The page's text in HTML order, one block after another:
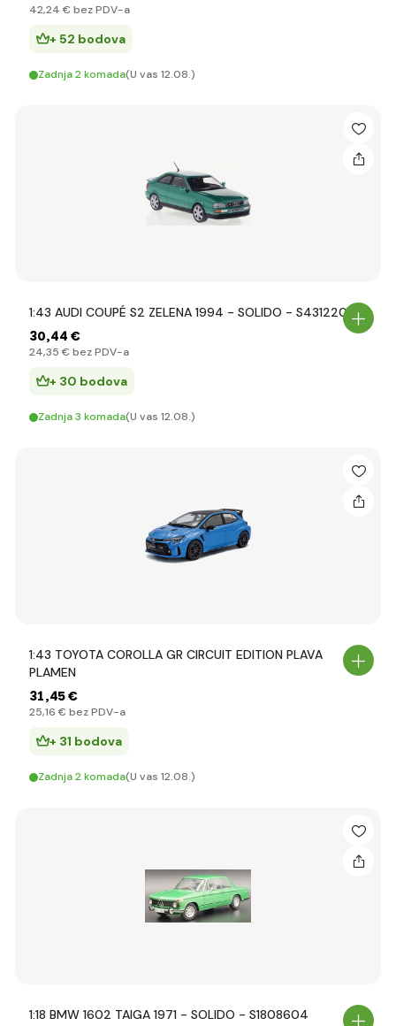
42,24 € bez PDV-a
+ 52 bodova
Zadnja 2 komada(U vas 12.08.)
1:43 AUDI COUPÉ S2 ZELENA 1994 - SOLIDO - S4312209
30,44 €
24,35 € bez PDV-a
+ 30 bodova
Zadnja 3 komada(U vas 12.08.)
1:43 TOYOTA COROLLA GR CIRCUIT EDITION PLAVA
PLAMEN
31,45 €
25,16 € bez PDV-a
+ 31 bodova
Zadnja 2 komada(U vas 12.08.)
1:18 BMW 1602 TAIGA 1971 - SOLIDO - S1808604